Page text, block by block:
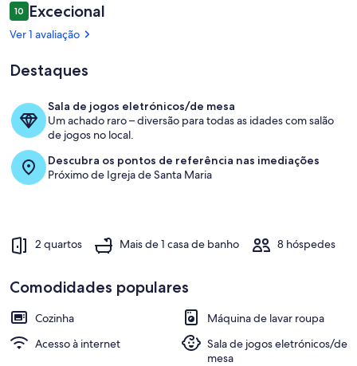
Interior
Avaliações
1010 em 10
Excecional
Ver 1 avaliação
Destaques
Sala de jogos eletrónicos/de mesa
Um achado raro – diversão para todas as idades com salão
de jogos no local.
Descubra os pontos de referência nas imediações
Próximo de Igreja de Santa Maria
2 quartos Mais de 1 casa de banho 8 hóspedes
Comodidades populares
Cozinha
Máquina de lavar roupa
Acesso à internet
Sala de jogos eletrónicos/de
mesa